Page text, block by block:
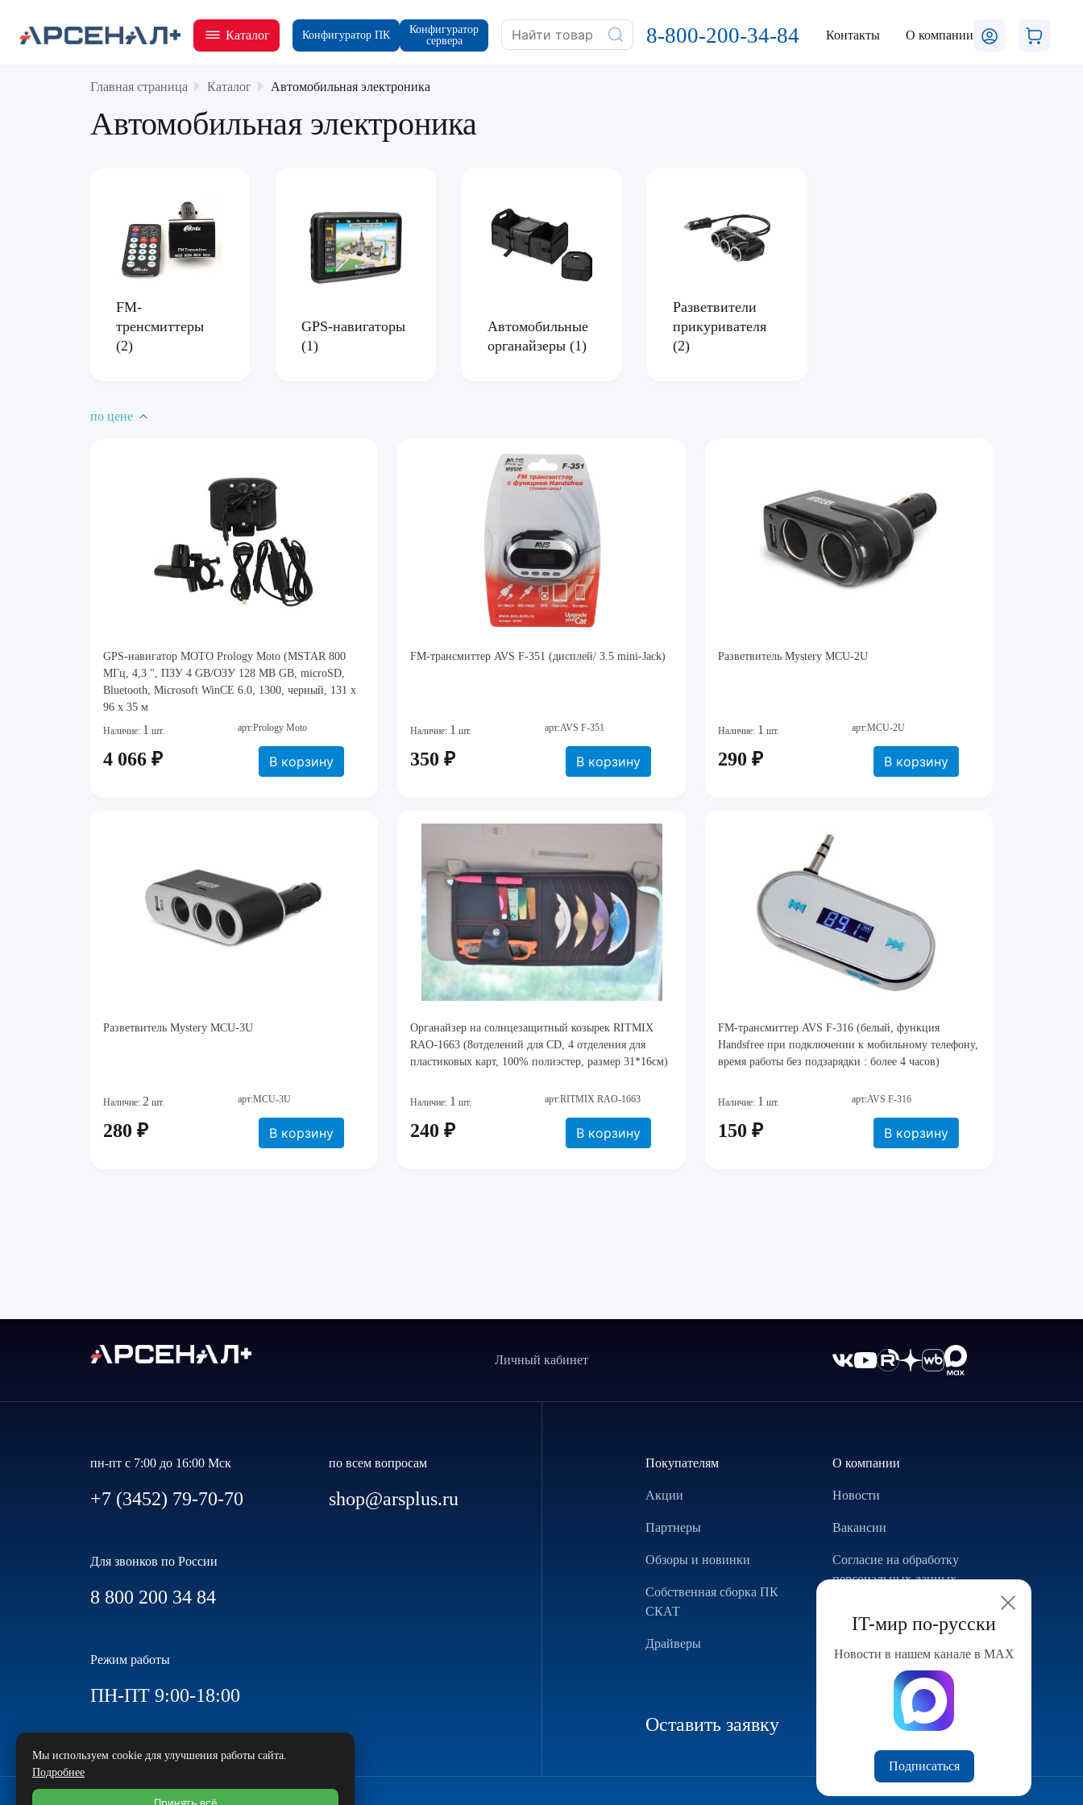
Каталог Конфигуратор ПК
Конфигуратор
сервера
8-800-200-34-84 Контакты О компании
Главная страница Каталог Автомобильная электроника
Автомобильная электроника
FM-
тренсмиттеры
(2)
GPS-навигаторы
(1)
Автомобильные
органайзеры (1)
Разветвители
прикуривателя
(2)
по цене
GPS-навигатор МОТО Prology Moto (MSTAR 800
МГц, 4,3 ", ПЗУ 4 GB/ОЗУ 128 МВ GB, microSD,
Bluetooth, Microsoft WinCE 6.0, 1300, черный, 131 х
96 х 35 м
Наличие: 1 шт. арт:Prology Moto
4 066 ₽ В корзину
FM-трансмиттер AVS F-351 (дисплей/ 3.5 mini-Jack)
Наличие: 1 шт. арт:AVS F-351
350 ₽ В корзину
Разветвитель Mystery MCU-2U
Наличие: 1 шт. арт:MCU-2U
290 ₽ В корзину
Разветвитель Mystery MCU-3U
Наличие: 2 шт. арт:MCU-3U
280 ₽ В корзину
Органайзер на солнцезащитный козырек RITMIX
RAO-1663 (8отделений для CD, 4 отделения для
пластиковых карт, 100% полиэстер, размер 31*16см)
Наличие: 1 шт. арт:RITMIX RAO-1663
240 ₽ В корзину
FM-трансмиттер AVS F-316 (белый, функция
Handsfree при подключении к мобильному телефону,
время работы без подзарядки : более 4 часов)
Наличие: 1 шт. арт:AVS F-316
150 ₽ В корзину
IT-мир по-русски
Новости в нашем канале в МАХ
Подписаться
Личный кабинет
пн-пт с 7:00 до 16:00 Мск
+7 (3452) 79-70-70
по всем вопросам
shop@arsplus.ru
Для звонков по России
8 800 200 34 84
Режим работы
ПН-ПТ 9:00-18:00
Покупателям
Акции
Партнеры
Обзоры и новинки
Собственная сборка ПК
СКАТ
Драйверы
О компании
Новости
Вакансии
Согласие на обработку
персональных данных
Конфигуратор компьютера
Оставить заявку
Мы используем cookie для улучшения работы сайта.
Подробнее